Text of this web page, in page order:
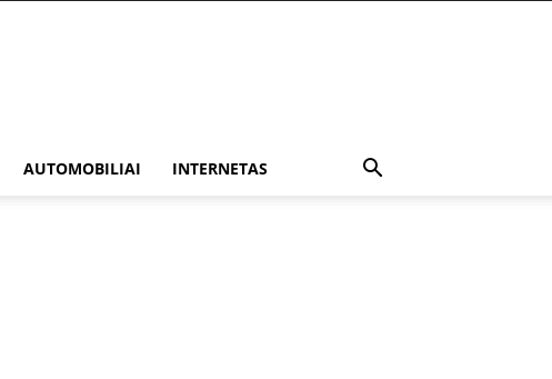
AUTOMOBILIAI INTERNETAS